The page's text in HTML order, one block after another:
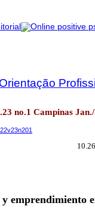
no.1 Campinas
emprendimiento